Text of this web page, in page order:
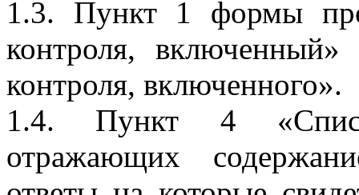
1.3. Пункт 1 формы
контроля,
контроля, включенного».
1.4. Пункт 4
отражающих